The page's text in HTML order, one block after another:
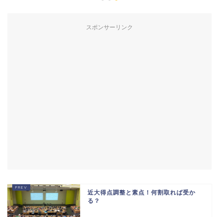
スポンサーリンク
近大得点調整と素点！何割取れば受か
る？